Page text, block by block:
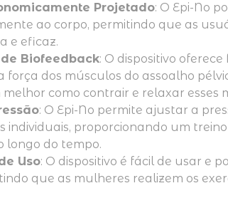
Projetado: O Epi-No
ao corpo, permitindo que as
e eficaz.
Biofeedback: O dispositivo
força dos músculos do assoalho
como contrair e relaxar esses
: O Epi-No permite ajustar a
individuais, proporcionando um
longo do tempo.
Uso: O dispositivo é fácil de usar e
que as mulheres realizem os